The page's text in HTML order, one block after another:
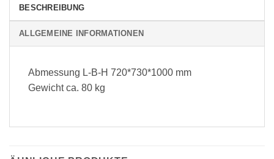
BESCHREIBUNG
ALLGEMEINE INFORMATIONEN
Abmessung L-B-H 720*730*1000 mm
Gewicht ca. 80 kg